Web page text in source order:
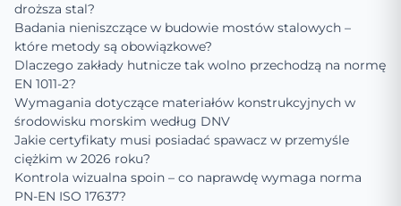
droższa stal?
Badania nieniszczące w budowie mostów stalowych –
które metody są obowiązkowe?
Dlaczego zakłady hutnicze tak wolno przechodzą na normę
EN 1011-2?
Wymagania dotyczące materiałów konstrukcyjnych w
środowisku morskim według DNV
Jakie certyfikaty musi posiadać spawacz w przemyśle
ciężkim w 2026 roku?
Kontrola wizualna spoin – co naprawdę wymaga norma
PN-EN ISO 17637?